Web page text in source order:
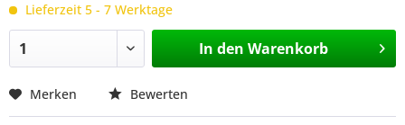
Lieferzeit 5 - 7 Werktage
In den Warenkorb
Merken Bewerten